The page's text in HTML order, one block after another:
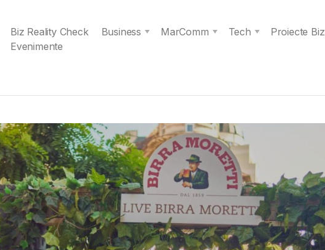
Biz Reality Check Business MarComm Tech
Proiecte Biz
Evenimente